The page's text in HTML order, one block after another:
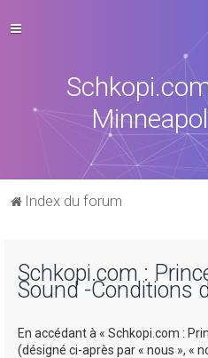
Index du forum
Schkopi.com :
Sound -Conditions
En accédant à « Schkopi.com :
(désigné ci-après par « nous », «